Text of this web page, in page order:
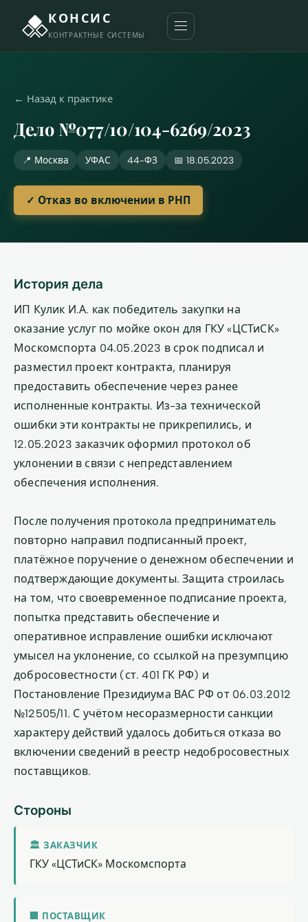
КОНСИС
КОНТРАКТНЫЕ СИСТЕМЫ
← Назад к практике
Дело №077/10/104-6269/2023
📍 Москва УФАС 44-ФЗ 📅 18.05.2023
✓ Отказ во включении в РНП
История дела
ИП Кулик И.А. как победитель закупки на
оказание услуг по мойке окон для ГКУ «ЦСТиСК»
Москомспорта 04.05.2023 в срок подписал и
разместил проект контракта, планируя
предоставить обеспечение через ранее
исполненные контракты. Из-за технической
ошибки эти контракты не прикрепились, и
12.05.2023 заказчик оформил протокол об
уклонении в связи с непредставлением
обеспечения исполнения.
После получения протокола предприниматель
повторно направил подписанный проект,
платёжное поручение о денежном обеспечении и
подтверждающие документы. Защита строилась
на том, что своевременное подписание проекта,
попытка представить обеспечение и
оперативное исправление ошибки исключают
умысел на уклонение, со ссылкой на презумпцию
добросовестности (ст. 401 ГК РФ) и
Постановление Президиума ВАС РФ от 06.03.2012
№12505/11. С учётом несоразмерности санкции
характеру действий удалось добиться отказа во
включении сведений в реестр недобросовестных
поставщиков.
Стороны
🏛 ЗАКАЗЧИК
ГКУ «ЦСТиСК» Москомспорта
🏢 ПОСТАВЩИК